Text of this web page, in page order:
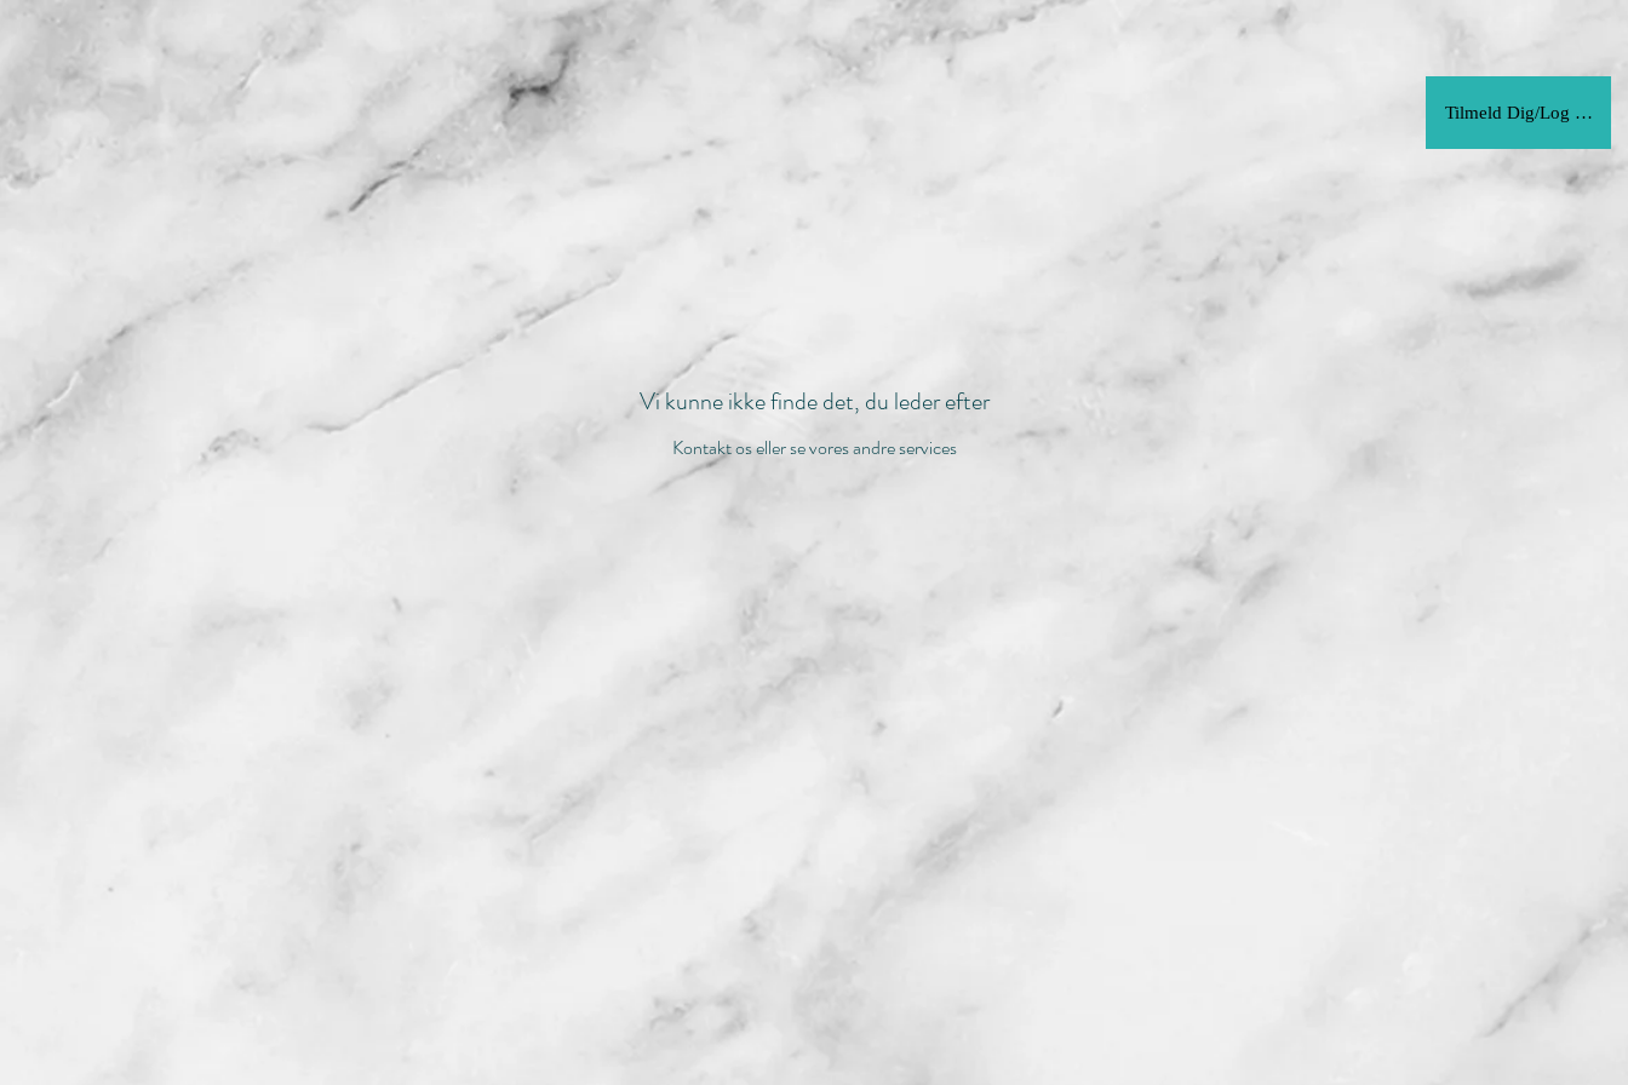
Tilmeld Dig/Log Ind
Vi kunne ikke finde det, du leder efter
Kontakt os eller se vores andre services